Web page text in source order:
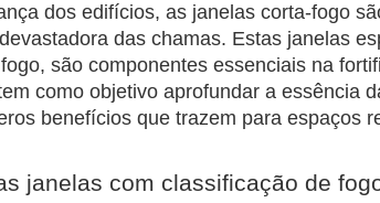
dos edifícios, as janelas corta-fogo
das chamas. Estas janelas
são componentes essenciais na
como objetivo aprofundar a essência
benefícios que trazem para espaços
janelas com classificação de